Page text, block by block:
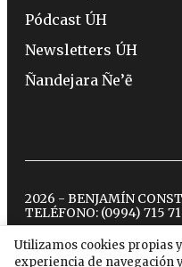
Utilizamos cookies propias
experiencia de navegación
Pódcast ÚH
Newsletters ÚH
Ñandejara Ñe’ẽ
2026 - BENJAMÍN
TELÉFONO: (0994) 715